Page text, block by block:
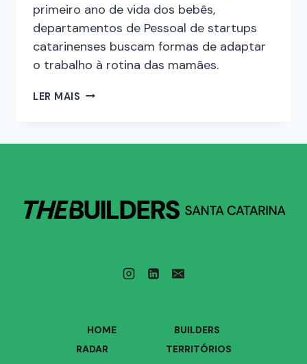
primeiro ano de vida dos bebês,
departamentos de Pessoal de startups
catarinenses buscam formas de adaptar
o trabalho à rotina das mamães.
LER MAIS
HOME
BUILDERS
RADAR
TERRITÓRIOS